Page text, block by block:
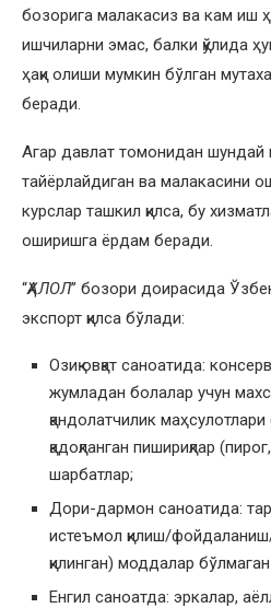
бозорига малакасиз ва кам иш
ишчиларни эмас, балки қўлида
ҳақи олиши мумкин бўлган
беради.
Агар давлат томонидан шундай
тайёрлайдиган ва малакасини
курслар ташкил қилса, бу
оширишга ёрдам беради.
“ҲАЛОЛ” бозори доирасида
экспорт қилса бўлади:
Озиқ овқат саноатида:
жумладан болалар учун
қандолатчилик
қадоқланган пишириқлар
шарбатлар;
Дори-дармон саноатида:
истеъмол қилиш/фойдаланиш/
қилинган) моддалар
Енгил саноатда: эркалар,